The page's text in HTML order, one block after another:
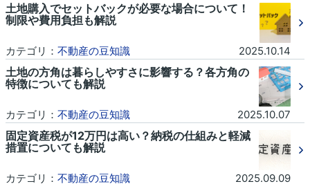
土地購入でセットバックが必要な場合について！
制限や費用負担も解説
カテゴリ： 不動産の豆知識 2025.10.14
土地の方角は暮らしやすさに影響する？各方角の
特徴についても解説
カテゴリ： 不動産の豆知識 2025.10.07
固定資産税が12万円は高い？納税の仕組みと軽減
措置についても解説
カテゴリ： 不動産の豆知識 2025.09.09